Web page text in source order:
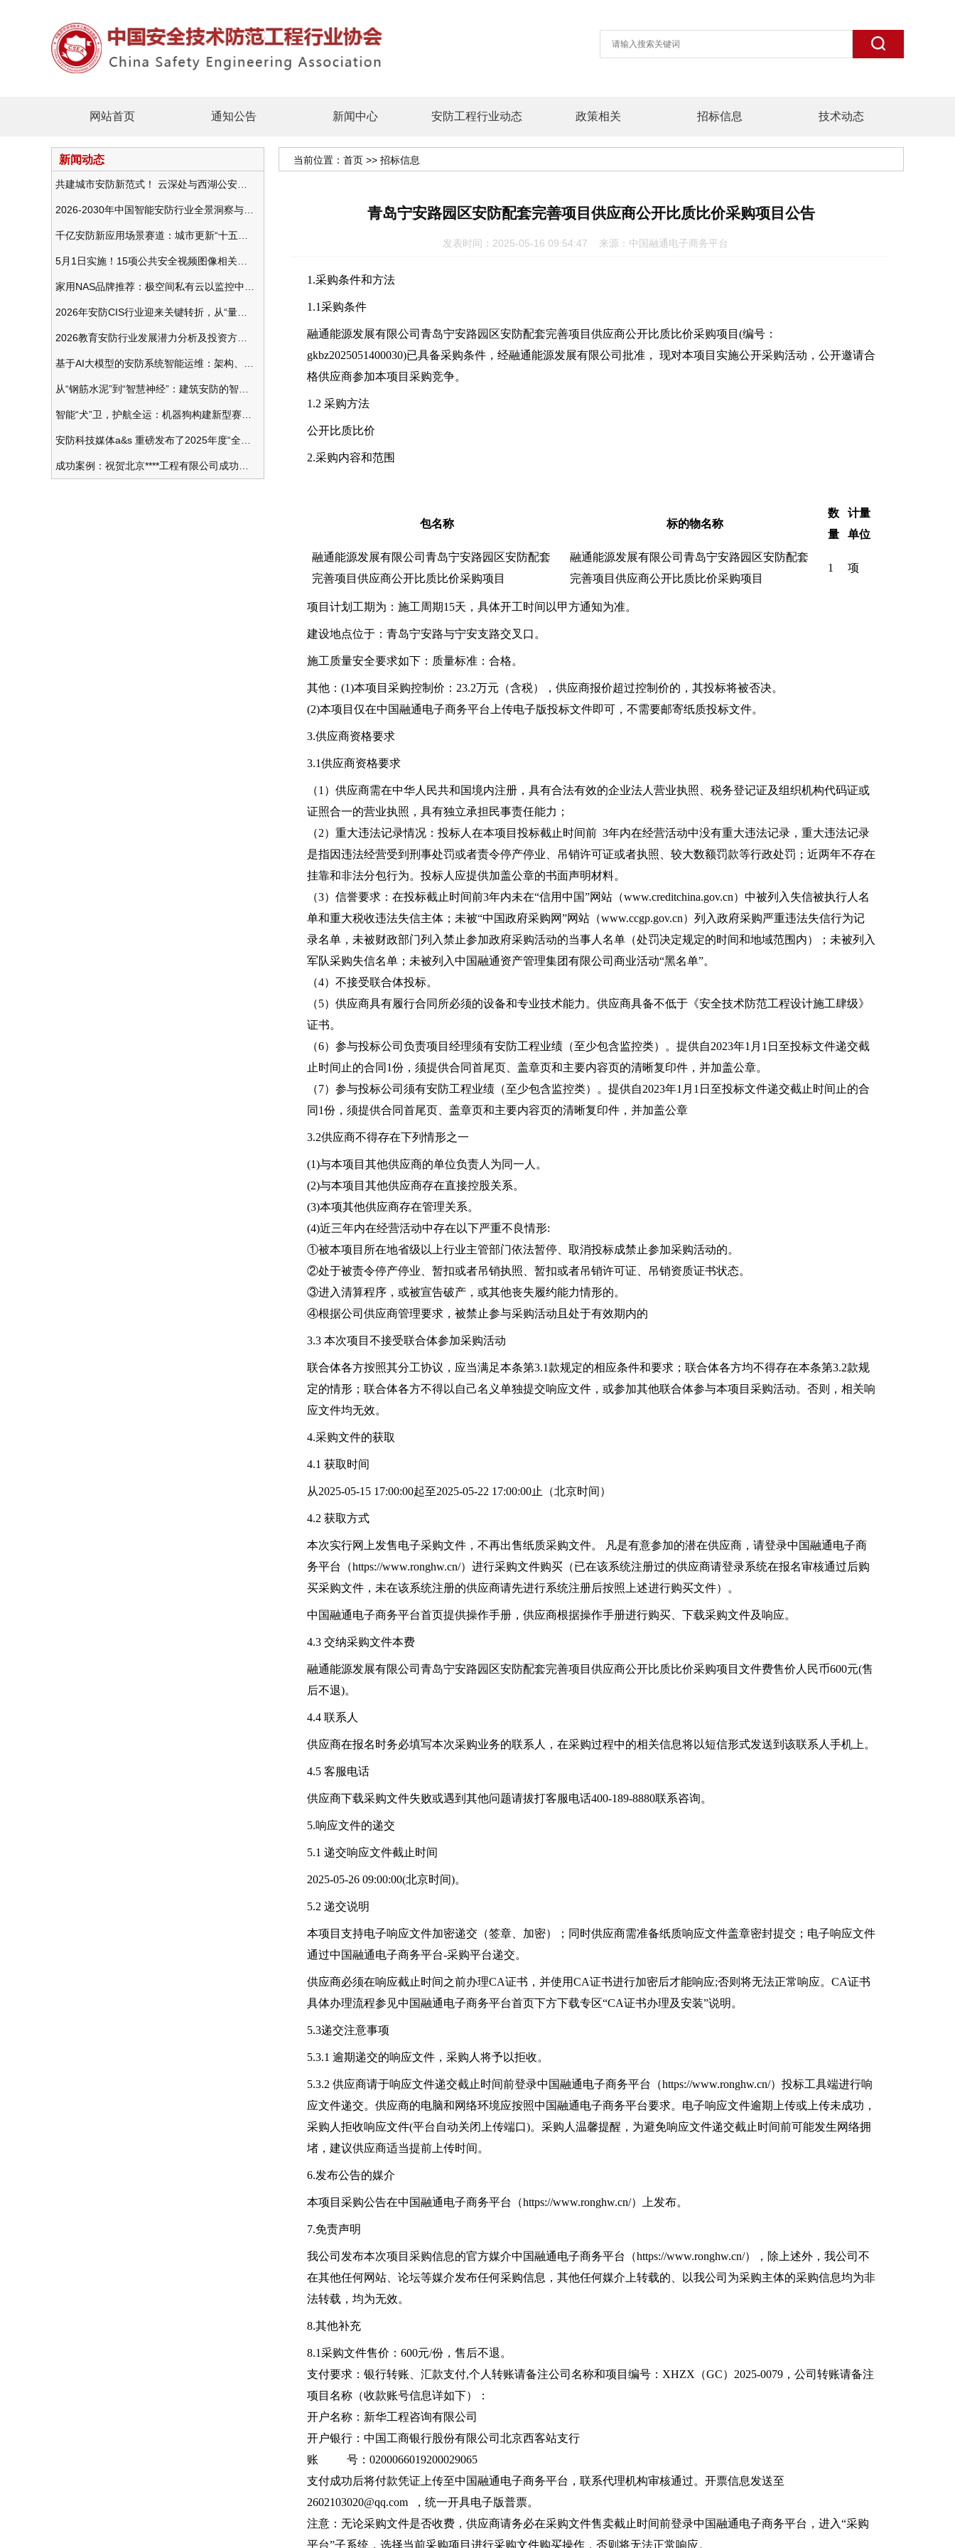
网站首页 通知公告 新闻中心 安防工程行业动态 政策相关 招标信息 技术动态
新闻动态 当前位置： 首页 >> 招标信息
青岛宁安路园区安防配套完善项目供应商公开比质比价采购项目公告
发表时间：2025-05-16 09:54:47 来源：中国融通电子商务平台
1.采购条件和方法
1.1采购条件
融通能源发展有限公司 青岛宁安路园区安防配套完善项目供应商公开比质比价采购项目(编号：
gkbz2025051400030)已具备采购条件，经融通能源发展有限公司 批准， 现对本项目实施公开采购活动，公开邀请合
格供应商参加本项目采购竞争。
1.2 采购方法
公开比质比价
2.采购内容和范围
包名称 标的物名称
数
量
计量
单位
融通能源发展有限公司 青岛宁安路园区安防配套
完善项目供应商公开比质比价采购项目
融通能源发展有限公司 青岛宁安路园区安防配套
完善项目供应商公开比质比价采购项目
1 项
项目计划工期为：施工周期15天，具体开工时间以甲方通知为准。
建设地点位于：青岛宁安路与宁安支路交叉口。
施工质量安全要求如下：质量标准：合格。
其他：(1)本项目采购控制价：23.2万元（含税），供应商报价超过控制价的，其投标将被否决。
(2)本项目仅在中国融通电子商务平台上传电子版投标文件即可，不需要邮寄纸质投标文件。
3.供应商资格要求
3.1供应商资格要求
（1）供应商需在中华人民共和国境内注册，具有合法有效的企业法人营业执照、税务登记证及组织机构代码证或
证照合一的营业执照，具有独立承担民事责任能力；
（2）重大违法记录情况：投标人在本项目投标截止时间前 3年内在经营活动中没有重大违法记录，重大违法记录
是指因违法经营受到刑事处罚或者责令停产停业、吊销许可证或者执照、较大数额罚款等行政处罚；近两年不存在
挂靠和非法分包行为。投标人应提供加盖公章的书面声明材料。
（3）信誉要求：在投标截止时间前3年内未在“信用中国”网站（www.creditchina.gov.cn）中被列入失信被执行人名
单和重大税收违法失信主体；未被“中国政府采购网”网站（www.ccgp.gov.cn）列入政府采购严重违法失信行为记
录名单，未被财政部门列入禁止参加政府采购活动的当事人名单（处罚决定规定的时间和地域范围内）；未被列入
军队采购失信名单；未被列入中国融通资产管理集团有限公司 商业活动“黑名单”。
（4）不接受联合体投标。
（5）供应商具有履行合同所必须的设备和专业技术能力。供应商具备不低于《安全技术防范工程设计施工肆级》
证书。
（6）参与投标公司负责项目经理须有安防工程业绩（至少包含监控类）。提供自2023年1月1日至投标文件递交截
止时间止的合同1份，须提供合同首尾页、盖章页和主要内容页的清晰复印件，并加盖公章。
（7）参与投标公司须有安防工程业绩（至少包含监控类）。提供自2023年1月1日至投标文件递交截止时间止的合
同1份，须提供合同首尾页、盖章页和主要内容页的清晰复印件，并加盖公章
3.2供应商不得存在下列情形之一
(1)与本项目其他供应商的单位负责人为同一人。
(2)与本项目其他供应商存在直接控股关系。
(3)本项其他供应商存在管理关系。
(4)近三年内在经营活动中存在以下严重不良情形:
①被本项目所在地省级以上行业主管部门依法暂停、取消投标成禁止参加采购活动的。
②处于被责令停产停业、暂扣或者吊销执照、暂扣或者吊销许可证、吊销资质证书状态。
③进入清算程序，或被宣告破产，或其他丧失履约能力情形的。
④根据公司供应商管理要求，被禁止参与采购活动且处于有效期内的
3.3 本次项目不接受联合体参加采购活动
联合体各方按照其分工协议，应当满足本条第3.1款规定的相应条件和要求；联合体各方均不得存在本条第3.2款规
定的情形；联合体各方不得以自己名义单独提交响应文件，或参加其他联合体参与本项目采购活动。否则，相关响
应文件均无效。
4.采购文件的获取
4.1 获取时间
从2025-05-15 17:00:00起至2025-05-22 17:00:00止（北京时间）
4.2 获取方式
本次实行网上发售电子采购文件，不再出售纸质采购文件。 凡是有意参加的潜在供应商，请登录中国融通电子商
务平台（https://www.ronghw.cn/）进行采购文件购买（已在该系统注册过的供应商请登录系统在报名审核通过后购
买采购文件，未在该系统注册的供应商请先进行系统注册后按照上述进行购买文件）。
中国融通电子商务平台首页提供操作手册，供应商根据操作手册进行购买、下载采购文件及响应。
4.3 交纳采购文件本费
融通能源发展有限公司 青岛宁安路园区安防配套完善项目供应商公开比质比价采购项目文件费售价人民币600元(售
后不退)。
4.4 联系人
供应商在报名时务必填写本次采购业务的联系人，在采购过程中的相关信息将以短信形式发送到该联系人手机上。
4.5 客服电话
供应商下载采购文件失败或遇到其他问题请拔打客服电话400-189-8880联系咨询。
5.响应文件的递交
5.1 递交响应文件截止时间
2025-05-26 09:00:00(北京时间)。
5.2 递交说明
本项目支持电子响应文件加密递交（签章、加密）；同时供应商需准备纸质响应文件盖章密封提交；电子响应文件
通过中国融通电子商务平台-采购平台递交。
供应商必须在响应截止时间之前办理CA证书，并使用CA证书进行加密后才能响应;否则将无法正常响应。CA证书
具体办理流程参见中国融通电子商务平台首页下方下载专区“CA证书办理及安装”说明。
5.3递交注意事项
5.3.1 逾期递交的响应文件，采购人将予以拒收。
5.3.2 供应商请于响应文件递交截止时间前登录中国融通电子商务平台（https://www.ronghw.cn/）投标工具端进行响
应文件递交。供应商的电脑和网络环境应按照中国融通电子商务平台要求。电子响应文件逾期上传或上传未成功，
采购人拒收响应文件(平台自动关闭上传端口)。采购人温馨提醒，为避免响应文件递交截止时间前可能发生网络拥
堵，建议供应商适当提前上传时间。
6.发布公告的媒介
本项目采购公告在中国融通电子商务平台（https://www.ronghw.cn/）上发布。
7.免责声明
我公司发布本次项目采购信息的官方媒介中国融通电子商务平台（https://www.ronghw.cn/），除上述外，我公司不
在其他任何网站、论坛等媒介发布任何采购信息，其他任何媒介上转载的、以我公司为采购主体的采购信息均为非
法转载，均为无效。
8.其他补充
8.1采购文件售价：600元/份，售后不退。
支付要求：银行转账、汇款支付,个人转账请备注公司名称和项目编号：XHZX（GC）2025-0079，公司转账请备注
项目名称（收款账号信息详如下）：
开户名称： 新华工程咨询有限公司
开户银行： 中国工商银行股份有限公司北京西客站支行
账 号：0200066019200029065
支付成功后将付款凭证上传至中国融通电子商务平台，联系代理机构审核通过。开票信息发送至
2602103020@qq.com ，统一开具电子版普票。
注意：无论采购文件是否收费，供应商请务必在采购文件售卖截止时间前登录中国融通电子商务平台，进入“采购
平台”子系统，选择当前采购项目进行采购文件购买操作，否则将无法正常响应。